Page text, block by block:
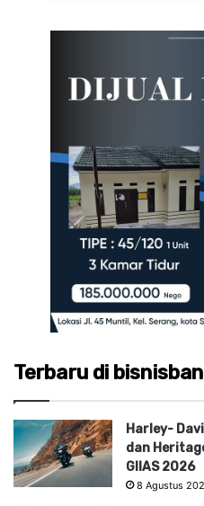
Terbaru di
Harley-
dan
GIIAS 2026
8 Agustus